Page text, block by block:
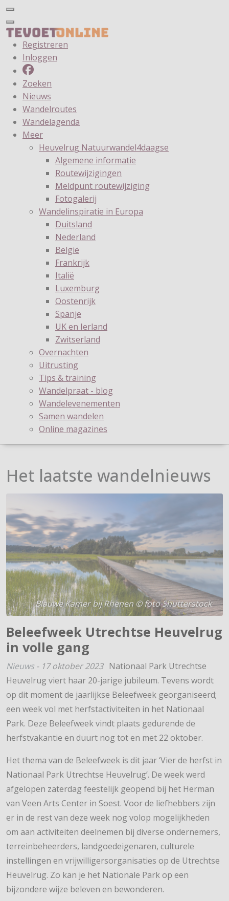
Registreren
Inloggen
Zoeken
Nieuws
Wandelroutes
Wandelagenda
Meer
Heuvelrug Natuurwandel4daagse
Algemene informatie
Routewijzigingen
Meldpunt routewijziging
Fotogalerij
Wandelinspiratie in Europa
Duitsland
Nederland
België
Frankrijk
Italië
Luxemburg
Oostenrijk
Spanje
UK en Ierland
Zwitserland
Overnachten
Uitrusting
Tips & training
Wandelpraat - blog
Wandelevenementen
Samen wandelen
Online magazines
Het laatste wandelnieuws
Blauwe Kamer bij Rhenen © foto Shutterstock
Beleefweek Utrechtse Heuvelrug
in volle gang
Nieuws - 17 oktober 2023 Nationaal Park Utrechtse
Heuvelrug viert haar 20-jarige jubileum. Tevens wordt
op dit moment de jaarlijkse Beleefweek georganiseerd;
een week vol met herfstactiviteiten in het Nationaal
Park. Deze Beleefweek vindt plaats gedurende de
herfstvakantie en duurt nog tot en met 22 oktober.
Het thema van de Beleefweek is dit jaar ‘Vier de herfst in
Nationaal Park Utrechtse Heuvelrug’. De week werd
afgelopen zaterdag feestelijk geopend bij het Herman
van Veen Arts Center in Soest. Voor de liefhebbers zijn
er in de rest van deze week nog volop mogelijkheden
om aan activiteiten deelnemen bij diverse ondernemers,
terreinbeheerders, landgoedeigenaren, culturele
instellingen en vrijwilligersorganisaties op de Utrechtse
Heuvelrug. Zo kan je het Nationale Park op een
bijzondere wijze beleven en bewonderen.